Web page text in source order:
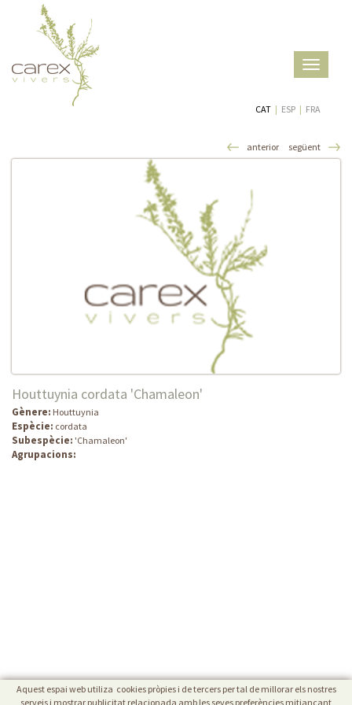
Toggle
CAT | ESP | FRA
anterior següent
Houttuynia cordata 'Chamaleon'
Gènere: Houttuynia
Espècie: cordata
Subespècie: 'Chamaleon'
Agrupacions:
Aquest espai web utiliza cookies pròpies i de tercers per tal de millorar els nostres
serveis i mostrar publicitat relacionada amb les seves preferències mitjançant